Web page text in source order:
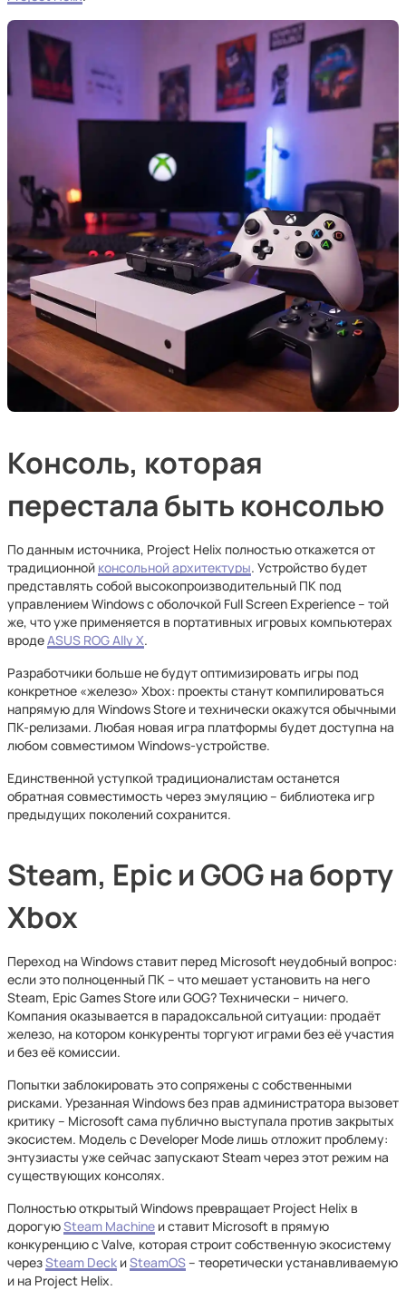
Консоль, которая
перестала быть консолью
По данным источника, Project Helix полностью откажется от
традиционной консольной архитектуры. Устройство будет
представлять собой высокопроизводительный ПК под
управлением Windows с оболочкой Full Screen Experience – той
же, что уже применяется в портативных игровых компьютерах
вродеASUS ROG Ally X.
Разработчики больше не будут оптимизировать игры под
конкретное «железо» Xbox: проекты станут компилироваться
напрямую для Windows Store и технически окажутся обычными
ПК-релизами. Любая новая игра платформы будет доступна на
любом совместимом Windows-устройстве.
Единственной уступкой традиционалистам останется
обратная совместимость через эмуляцию – библиотека игр
предыдущих поколений сохранится.
Steam, Epic и GOG на борту
Xbox
Переход на Windows ставит перед Microsoft неудобный вопрос:
если это полноценный ПК – что мешает установить на него
Steam, Epic Games Store или GOG? Технически – ничего.
Компания оказывается в парадоксальной ситуации: продаёт
железо, на котором конкуренты торгуют играми без её участия
и без её комиссии.
Попытки заблокировать это сопряжены с собственными
рисками. Урезанная Windows без прав администратора вызовет
критику – Microsoft сама публично выступала против закрытых
экосистем. Модель с Developer Mode лишь отложит проблему:
энтузиасты уже сейчас запускают Steam через этот режим на
существующих консолях.
Полностью открытый Windows превращает Project Helix в
дорогуюSteam Machine и ставит Microsoft в прямую
конкуренцию с Valve, которая строит собственную экосистему
черезSteam Deck иSteamOS– теоретически устанавливаемую
и на Project Helix.